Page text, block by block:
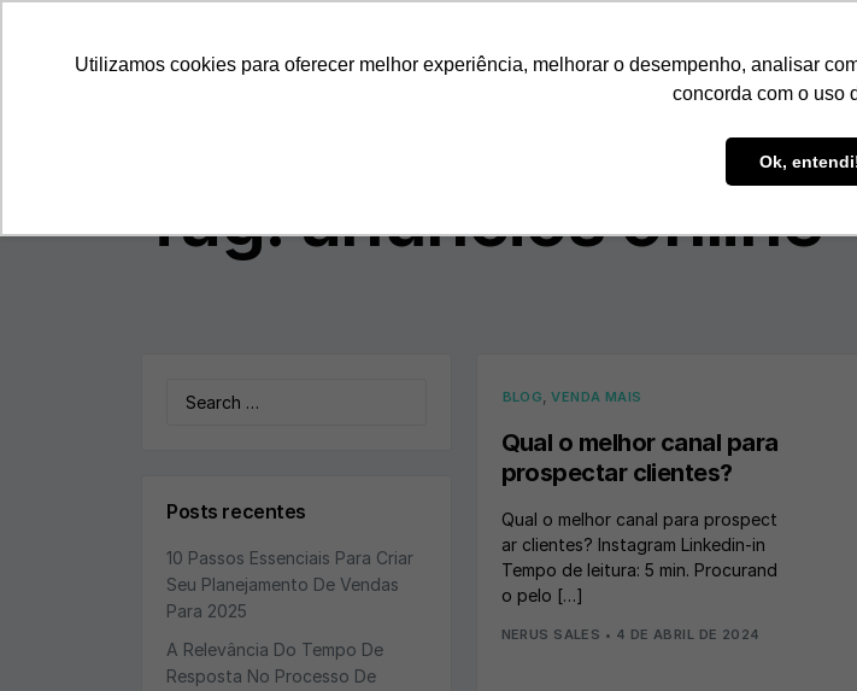
Utilizamos cookies para oferecer melhor experiência, melhorar o desempenho, analisar
concorda com o uso
Ok,
Tag:anúncios online
Search
Posts recentes
10 Passos Essenciais Para Criar
Seu Planejamento De Vendas
Para 2025
A Relevância Do Tempo De
Resposta No Processo De
BLOG,VENDA MAIS
Qual o melhor canal para
prospectar clientes?
Qual o melhor canal para prospect
ar clientes? Instagram Linkedin-in
Tempo de leitura: 5 min. Procurand
o pelo […]
NERUS SALES • 4 DE ABRIL DE 2024